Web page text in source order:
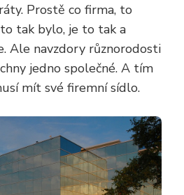
Prostě co firma, to
tak bylo, je to tak a
Ale navzdory různorodosti
jedno společné. A tím
mít své firemní sídlo.